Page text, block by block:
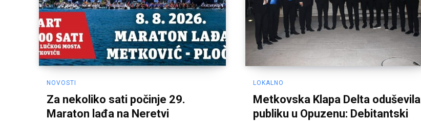
NOVOSTI
Za nekoliko sati počinje 29.
Maraton lađa na Neretvi
LOKALNO
Metkovska Klapa Delta oduševila
publiku u Opuzenu: Debitantski